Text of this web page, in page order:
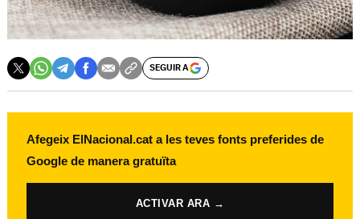
SEGUIR A
Afegeix ElNacional.cat a les teves fonts preferides de
Google de manera gratuïta
ACTIVAR ARA →